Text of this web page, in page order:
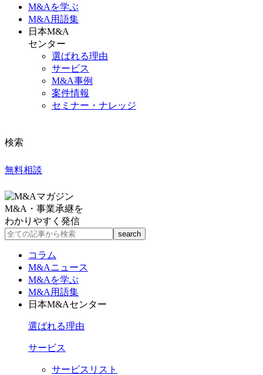
M&Aを学ぶ
M&A 用語集
日本M&A
センター
選ばれる理由
サービス
M&A事例
案件情報
セミナー・ナレッジ
検索
無料相談
M&A・事業承継を
わかりやすく発信
コラム
M&Aニュース
M&Aを学ぶ
M&A用語集
日本M&Aセンター
選ばれる理由
サービス
サービスリスト